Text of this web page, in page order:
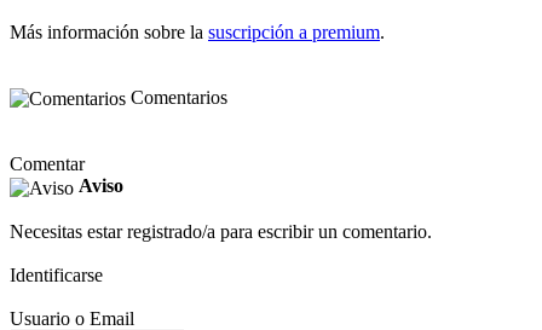
Más información sobre la suscripción a premium.
Comentarios
Comentar
Aviso
Necesitas estar registrado/a para escribir un comentario.
Identificarse
Usuario o Email